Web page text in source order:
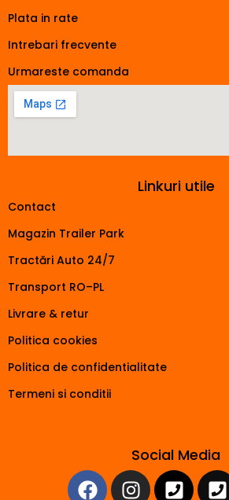
Plata in rate
Intrebari frecvente
Urmareste comanda
Linkuri utile
Contact
Magazin Trailer Park
Tractări Auto 24/7
Transport RO–PL
Livrare & retur
Politica cookies
Politica de confidentialitate
Termeni si conditii
Social Media